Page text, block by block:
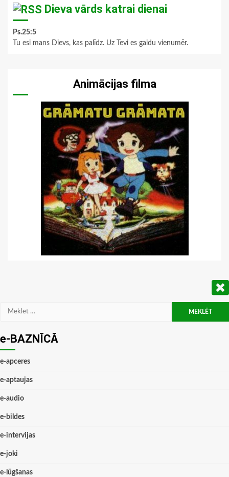
Dieva vārds katrai dienai
Ps.25:5
Tu esi mans Dievs, kas palīdz. Uz Tevi es gaidu vienumēr.
Animācijas filma
Meklēt:
e-BAZNĪCĀ
e-apceres
e-aptaujas
e-audio
e-bildes
e-intervijas
e-joki
e-lūgšanas